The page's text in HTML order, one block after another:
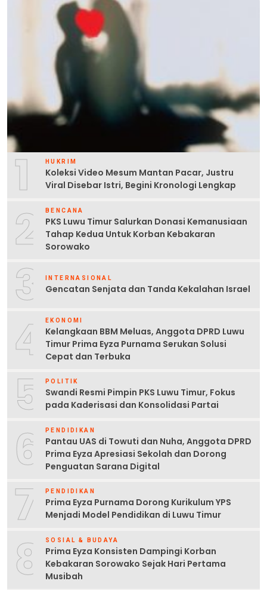
1 HUKRIM
Koleksi Video Mesum Mantan Pacar, Justru
Viral Disebar Istri, Begini Kronologi Lengkap
2 BENCANA
PKS Luwu Timur Salurkan Donasi Kemanusiaan
Tahap Kedua Untuk Korban Kebakaran
Sorowako
3 INTERNASIONAL
Gencatan Senjata dan Tanda Kekalahan Israel
4 EKONOMI
Kelangkaan BBM Meluas, Anggota DPRD Luwu
Timur Prima Eyza Purnama Serukan Solusi
Cepat dan Terbuka
5 POLITIK
Swandi Resmi Pimpin PKS Luwu Timur, Fokus
pada Kaderisasi dan Konsolidasi Partai
6 PENDIDIKAN
Pantau UAS di Towuti dan Nuha, Anggota DPRD
Prima Eyza Apresiasi Sekolah dan Dorong
Penguatan Sarana Digital
7 PENDIDIKAN
Prima Eyza Purnama Dorong Kurikulum YPS
Menjadi Model Pendidikan di Luwu Timur
8 SOSIAL & BUDAYA
Prima Eyza Konsisten Dampingi Korban
Kebakaran Sorowako Sejak Hari Pertama
Musibah